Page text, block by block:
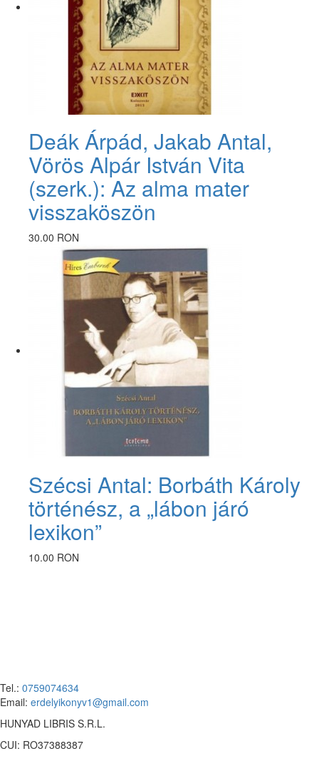
Deák Árpád, Jakab Antal,
Vörös Alpár István Vita
(szerk.): Az alma mater
visszaköszön
30.00 RON
Szécsi Antal: Borbáth Károly
történész, a „lábon járó
lexikon”
10.00 RON
Tel.: 0759074634
Email: erdelyikonyv1@gmail.com
HUNYAD LIBRIS S.R.L.
CUI: RO37388387